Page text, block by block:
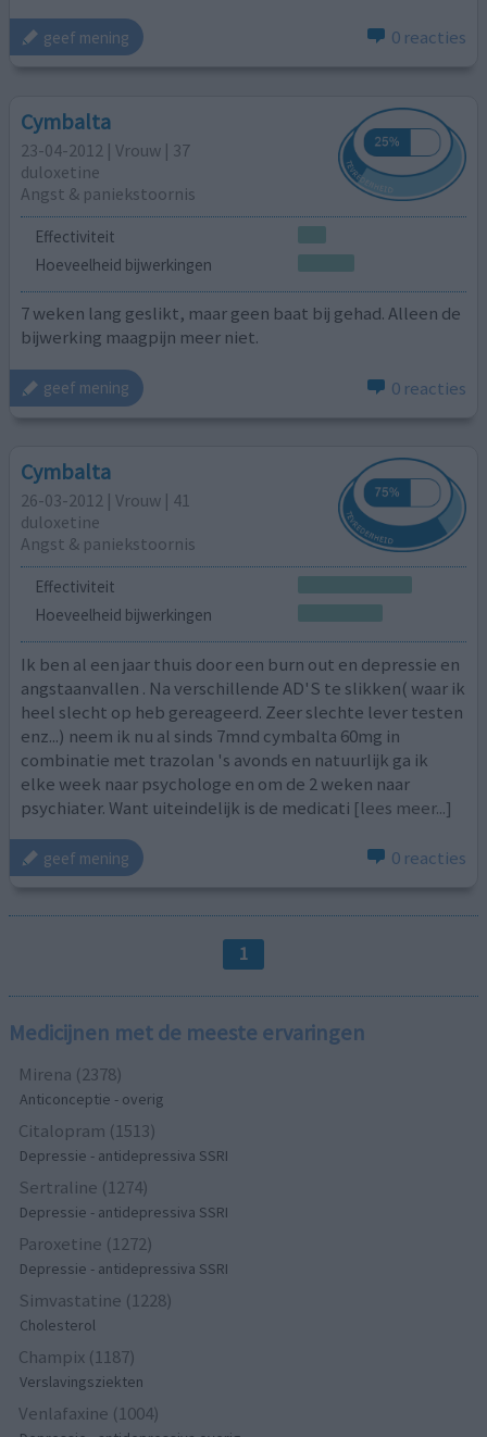
geef mening 0 reacties
Cymbalta
23-04-2012 | Vrouw | 37
duloxetine
Angst & paniekstoornis
Effectiviteit
Hoeveelheid bijwerkingen
7 weken lang geslikt, maar geen baat bij gehad. Alleen de
bijwerking maagpijn meer niet.
geef mening 0 reacties
Cymbalta
26-03-2012 | Vrouw | 41
duloxetine
Angst & paniekstoornis
Effectiviteit
Hoeveelheid bijwerkingen
Ik ben al een jaar thuis door een burn out en depressie en
angstaanvallen . Na verschillende AD'S te slikken( waar ik
heel slecht op heb gereageerd. Zeer slechte lever testen
enz...) neem ik nu al sinds 7mnd cymbalta 60mg in
combinatie met trazolan 's avonds en natuurlijk ga ik
elke week naar psychologe en om de 2 weken naar
psychiater. Want uiteindelijk is de medicati [lees meer...]
geef mening 0 reacties
1
Medicijnen met de meeste ervaringen
Mirena (2378)
Anticonceptie - overig
Citalopram (1513)
Depressie - antidepressiva SSRI
Sertraline (1274)
Depressie - antidepressiva SSRI
Paroxetine (1272)
Depressie - antidepressiva SSRI
Simvastatine (1228)
Cholesterol
Champix (1187)
Verslavingsziekten
Venlafaxine (1004)